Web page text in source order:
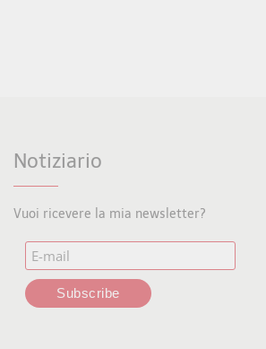
Notiziario
Vuoi ricevere la mia newsletter?